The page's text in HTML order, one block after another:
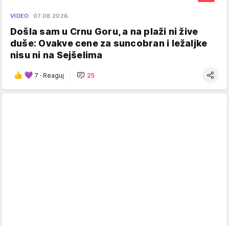
VIDEO 07.08.2026.
Došla sam u Crnu Goru, a na plaži ni žive
duše: Ovakve cene za suncobran i ležaljke
nisu ni na Sejšelima
7 · Reaguj 25